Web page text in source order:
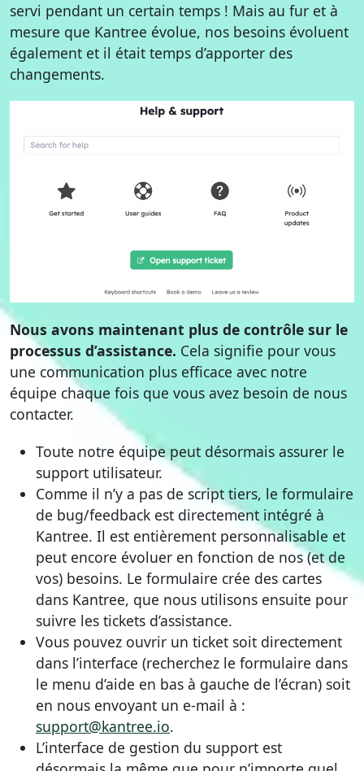
servi pendant un certain temps ! Mais au fur et à
mesure que Kantree évolue, nos besoins évoluent
également et il était temps d’apporter des
changements.
Nous avons maintenant plus de contrôle sur le
processus d’assistance. Cela signifie pour vous
une communication plus efficace avec notre
équipe chaque fois que vous avez besoin de nous
contacter.
Toute notre équipe peut désormais assurer le
support utilisateur.
Comme il n’y a pas de script tiers, le formulaire
de bug/feedback est directement intégré à
Kantree. Il est entièrement personnalisable et
peut encore évoluer en fonction de nos (et de
vos) besoins. Le formulaire crée des cartes
dans Kantree, que nous utilisons ensuite pour
suivre les tickets d’assistance.
Vous pouvez ouvrir un ticket soit directement
dans l’interface (recherchez le formulaire dans
le menu d’aide en bas à gauche de l’écran) soit
en nous envoyant un e-mail à :
support@kantree.io.
L’interface de gestion du support est